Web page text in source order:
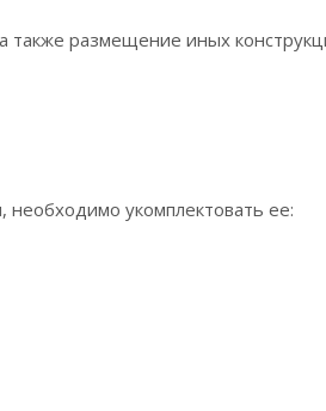
также размещение иных
укомплектовать ее: